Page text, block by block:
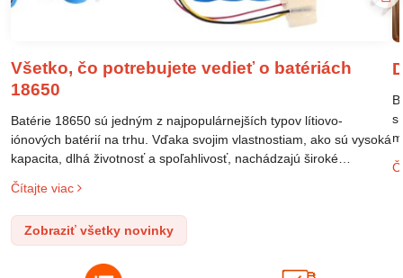
Všetko, čo potrebujete vedieť o batériách
18650
Batérie 18650 sú jedným z najpopulárnejších typov lítiovo-
iónových batérií na trhu. Vďaka svojim vlastnostiam, ako sú vysoká
kapacita, dlhá životnosť a spoľahlivosť, nachádzajú široké
uplatnenie v rôznych oblastiach – od elektronických zariadení až
po elektrické vozidlá. Pochopenie ich delenia, označovania a
správneho používania je kľúčom k ich efektívnemu a bezpečnému
využitiu.
Čítajte viac
Zobraziť všetky novinky